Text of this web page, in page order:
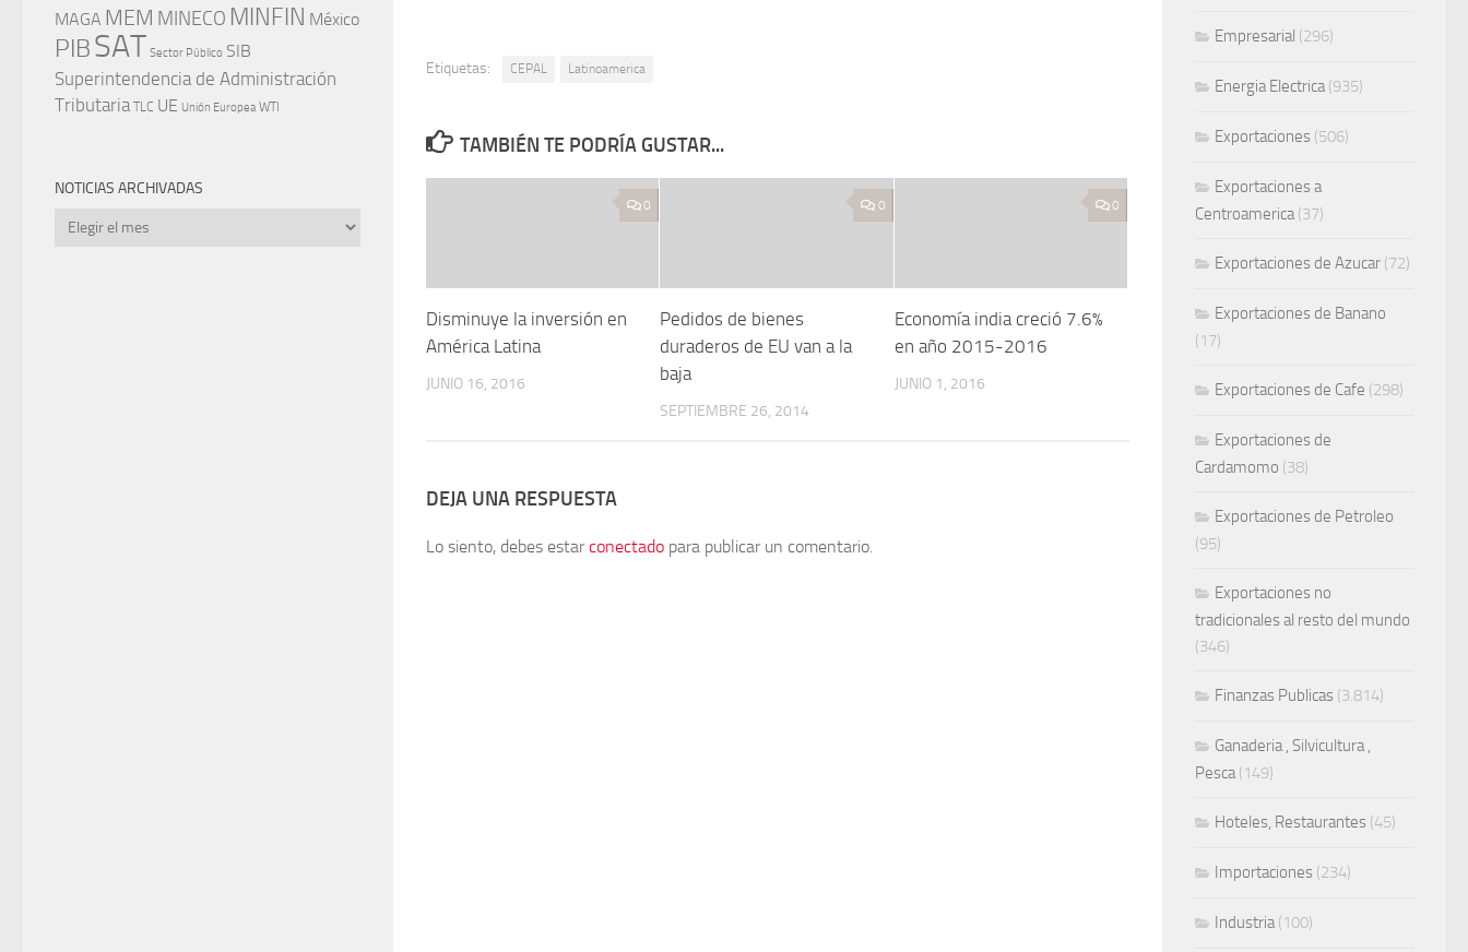
Etiquetas: CEPAL Latinoamerica
TAMBIÉN TE PODRÍA GUSTAR...
0
Disminuye la inversión en
América Latina
JUNIO 16, 2016
0
Pedidos de bienes
duraderos de EU van a la
baja
SEPTIEMBRE 26, 2014
0
Economía india creció 7.6%
en año 2015-2016
JUNIO 1, 2016
DEJA UNA RESPUESTA
Lo siento, debes estarconectado para publicar un comentario.
MAGA MEM MINECO MINFIN México
PIBSAT Sector Público SIB
Superintendencia de Administración
Tributaria TLC UE Unión Europea WTI
NOTICIAS ARCHIVADAS
Noticias
Empresarial (296)
Energia Electrica(935)
Exportaciones (506)
Exportaciones a
Centroamerica(37)
Exportaciones de Azucar (72)
Exportaciones de Banano
(17)
Exportaciones de Cafe (298)
Exportaciones de
Cardamomo (38)
Exportaciones de Petroleo
(95)
Exportaciones no
tradicionales al resto del mundo
(346)
Finanzas Publicas (3.814)
Ganaderia , Silvicultura ,
Pesca(149)
Hoteles, Restaurantes (45)
Importaciones (234)
Industria(100)